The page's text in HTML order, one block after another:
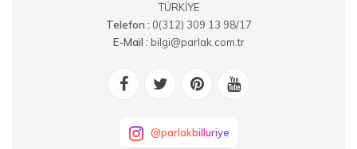
TÜRKİYE
Telefon : 0(312) 309 13 98/17
E-Mail : bilgi@parlak.com.tr
@parlakbilluriye